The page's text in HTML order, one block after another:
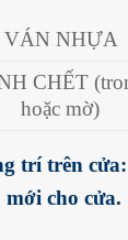
VÁN NHỰA
CHẾT
hoặc mờ)
trí trên
mới cho cửa.